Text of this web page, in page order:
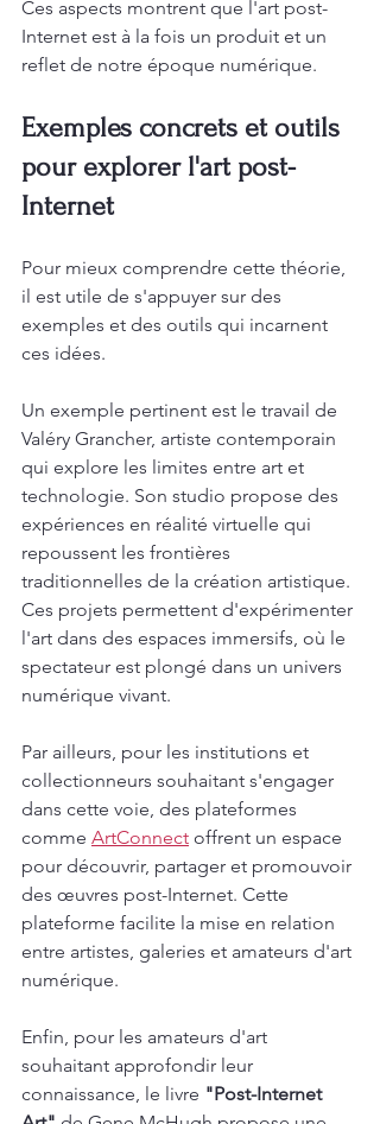
Ces aspects montrent que l'art post-
Internet est à la fois un produit et un
reflet de notre époque numérique.
Exemples concrets et outils
pour explorer l'art post-
Internet
Pour mieux comprendre cette théorie,
il est utile de s'appuyer sur des
exemples et des outils qui incarnent
ces idées.
Un exemple pertinent est le travail de
Valéry Grancher, artiste contemporain
qui explore les limites entre art et
technologie. Son studio propose des
expériences en réalité virtuelle qui
repoussent les frontières
traditionnelles de la création artistique.
Ces projets permettent d'expérimenter
l'art dans des espaces immersifs, où le
spectateur est plongé dans un univers
numérique vivant.
Par ailleurs, pour les institutions et
collectionneurs souhaitant s'engager
dans cette voie, des plateformes
comme ArtConnect offrent un espace
pour découvrir, partager et promouvoir
des œuvres post-Internet. Cette
plateforme facilite la mise en relation
entre artistes, galeries et amateurs d'art
numérique.
Enfin, pour les amateurs d'art
souhaitant approfondir leur
connaissance, le livre "Post-Internet